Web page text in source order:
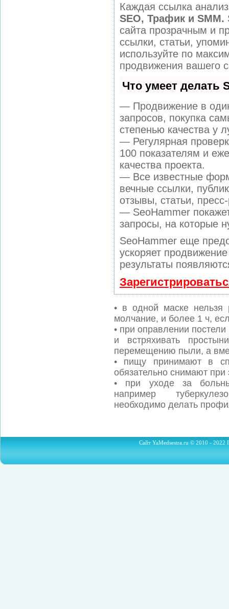
Каждая ссылка
SEO, Трафик и SMM.
сайта прозрачным и
ссылки, статьи,
используйте по
продвижения вашего
Что умеет делать
— Продвижение в
запросов, покупка
степенью качества у
— Регулярная
100 показателям и
качества проекта.
— Все известные
вечные ссылки,
отзывы, статьи,
— SeoHammer
запросы, на которые
SeoHammer еще
ускоряет
результаты
• в одной маске нельзя
молчание, и более 1 ч,
• при оправлении
и встряхивать
перемещению пыли, а
• пищу принимают в
обязательно снимают
• при уходе за
например
необходимо делать
Сайт YaMedsestra.ru © 2010 - 2022